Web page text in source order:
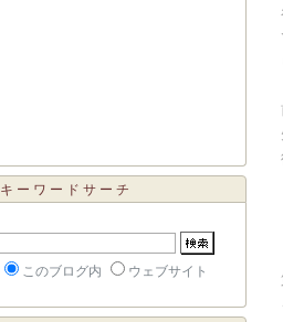
キーワードサーチ
このブログ内 ウェブサイト